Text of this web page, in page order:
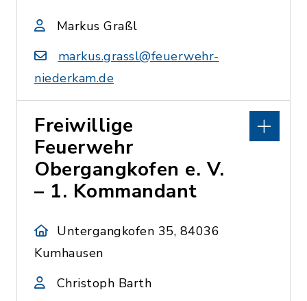
Markus Graßl
markus.grassl@feuerwehr-
niederkam.de
Freiwillige
Feuerwehr
Obergangkofen e. V.
– 1. Kommandant
Untergangkofen 35, 84036
Kumhausen
Christoph Barth